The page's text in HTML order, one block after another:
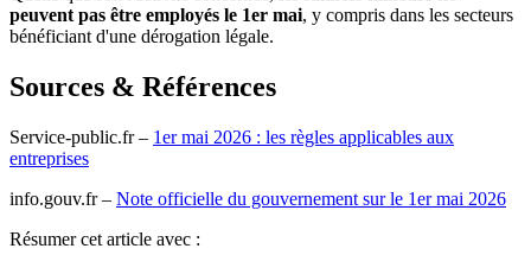
peuvent pas être employés le 1er mai, y compris dans les secteurs
bénéficiant d'une dérogation légale.
Sources & Références
Service-public.fr – 1er mai 2026 : les règles applicables aux
entreprises
info.gouv.fr – Note officielle du gouvernement sur le 1er mai 2026
Résumercet article avec :